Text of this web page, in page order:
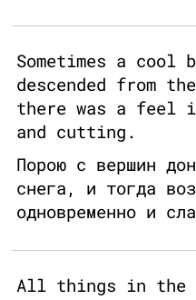
Sometimes a cool
descended from
there was a feel
and cutting.
Порою с вершин
снега, и тогда
одновременно и
All things in the